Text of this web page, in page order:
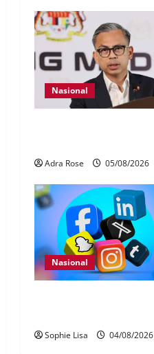
Nasional
Adra Rose 05/08/2026
Nasional
Sophie Lisa 04/08/2026